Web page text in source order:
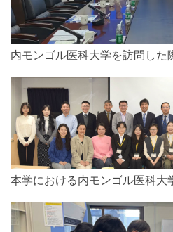
内モンゴル医科大学を訪問した
本学における内モンゴル医科大